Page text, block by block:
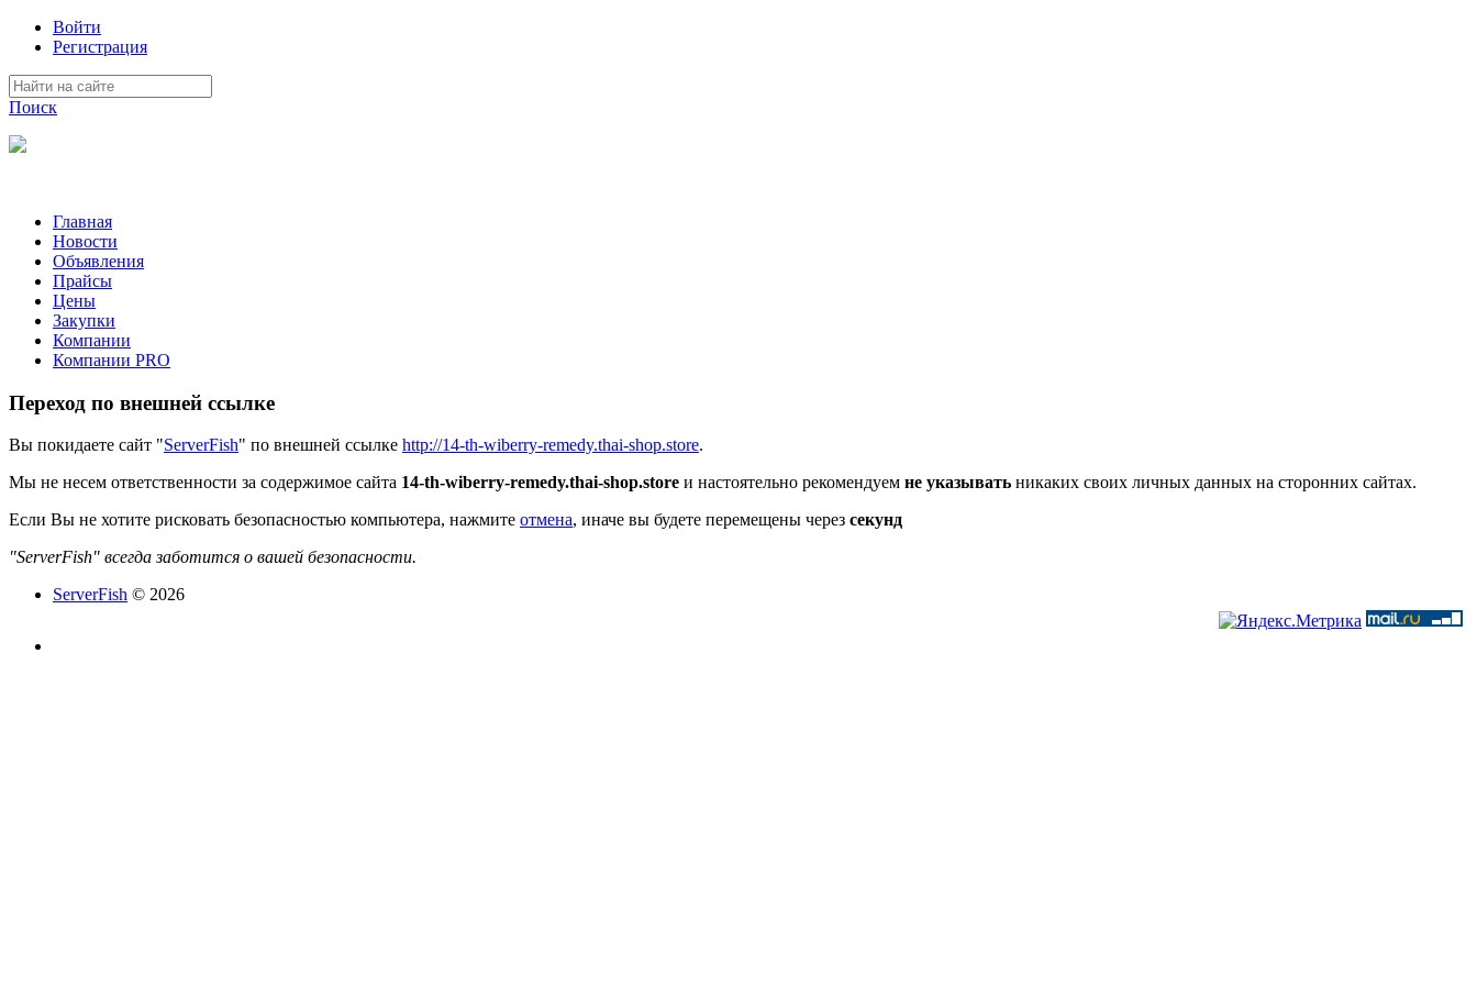
Войти
Регистрация
Поиск
Главная
Новости
Объявления
Прайсы
Цены
Закупки
Компании
Компании PRO
Переход по внешней ссылке
Вы покидаете сайт "ServerFish" по внешней ссылке http://14-th-wiberry-remedy.thai-shop.store.
Мы не несем ответственности за содержимое сайта 14-th-wiberry-remedy.thai-shop.store и настоятельно рекомендуем не указывать никаких своих личных данных на сторонних сайтах.
Если Вы не хотите рисковать безопасностью компьютера, нажмите отмена, иначе вы будете перемещены через секунд
"ServerFish" всегда заботится о вашей безопасности.
ServerFish © 2026